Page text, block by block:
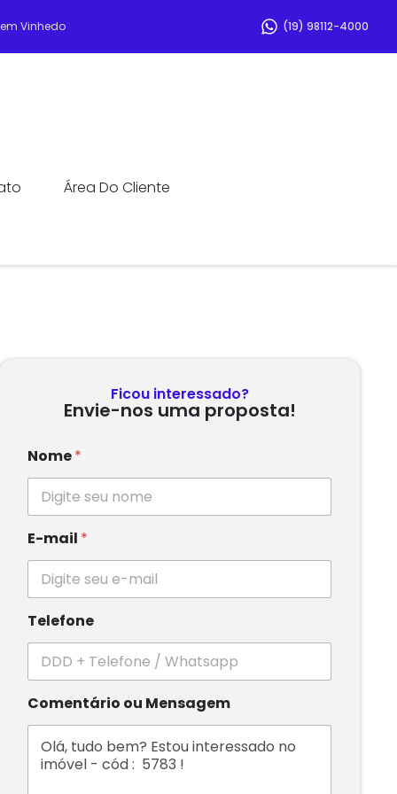
Vinhedo (19) 98112-4000
Área Do Cliente
Ficou interessado?
Envie-nos uma proposta!
Nome*
E-mail *
Telefone
Comentário ou Mensagem